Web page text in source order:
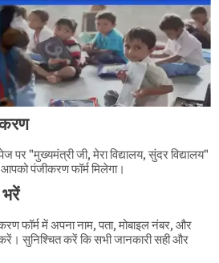
पर "मुख्यमंत्री जी, मेरा विद्यालय, सुंदर विद्यालय"
पंजीकरण फॉर्म मिलेगा।
फॉर्म में अपना नाम, पता, मोबाइल नंबर, और
सुनिश्चित करें कि सभी जानकारी सही और